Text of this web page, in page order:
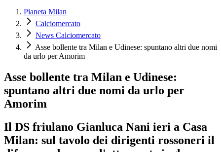
Pianeta Milan
Calciomercato
News Calciomercato
Asse bollente tra Milan e Udinese: spuntano altri due nomi
da urlo per Amorim
Asse bollente tra Milan e Udinese:
spuntano altri due nomi da urlo per
Amorim
Il DS friulano Gianluca Nani ieri a Casa
Milan: sul tavolo dei dirigenti rossoneri il